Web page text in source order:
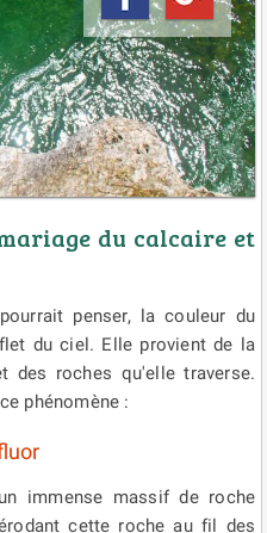
du calcaire et
penser, la couleur du
du ciel. Elle provient de la
des roches qu'elle traverse.
phénomène :
immense massif de roche
cette roche au fil des